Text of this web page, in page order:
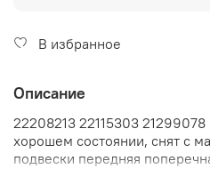
В избранное
Описание
22208213 22115303
хорошем состоянии, снят с
подвески передняя